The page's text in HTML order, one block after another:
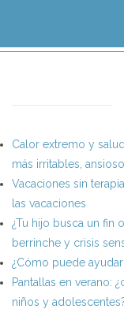
Calor extremo y
más irritables,
Vacaciones sin
las vacaciones
¿Tu hijo busca un fin
berrinche y crisis
¿Cómo puede
Pantallas en verano:
niños y